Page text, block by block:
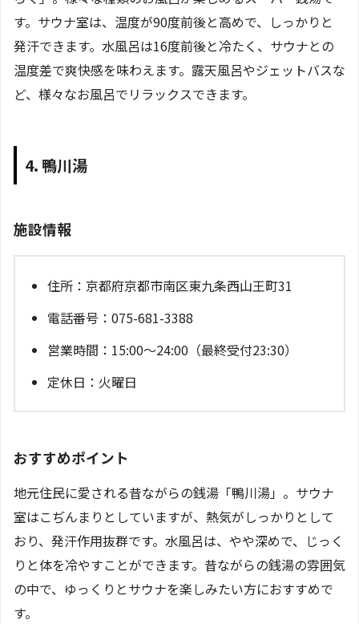
す。サウナ室は、温度が90度前後と高めで、しっかりと
発汗できます。水風呂は16度前後と冷たく、サウナとの
温度差で爽快感を味わえます。露天風呂やジェットバスな
ど、様々なお風呂でリラックスできます。
4. 鴨川湯
施設情報
住所：京都府京都市南区東九条西山王町31
電話番号：075-681-3388
営業時間：15:00～24:00（最終受付23:30）
定休日：火曜日
おすすめポイント
地元住民に愛される昔ながらの銭湯「鴨川湯」。サウナ
室はこぢんまりとしていますが、熱気がしっかりとして
おり、発汗作用抜群です。水風呂は、やや深めで、じっく
りと体を冷やすことができます。昔ながらの銭湯の雰囲気
の中で、ゆっくりとサウナを楽しみたい方におすすめで
す。